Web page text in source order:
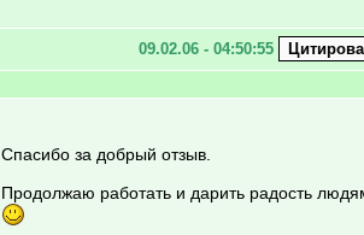
09.02.06 - 04:50:55
Спасибо за добрый отзыв.
Продолжаю работать и дарить радость